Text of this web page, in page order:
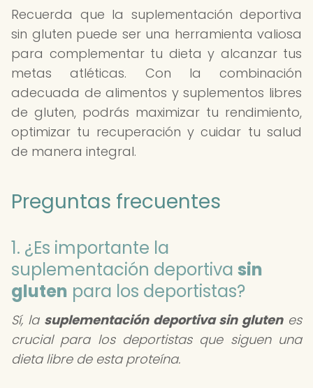
Recuerda que la suplementación deportiva
sin gluten puede ser una herramienta valiosa
para complementar tu dieta y alcanzar tus
metas atléticas. Con la combinación
adecuada de alimentos y suplementos libres
de gluten, podrás maximizar tu rendimiento,
optimizar tu recuperación y cuidar tu salud
de manera integral.
Preguntas frecuentes
1. ¿Es importante la
suplementación deportiva sin
gluten para los deportistas?
Sí, la suplementación deportiva sin glutenes
crucial para los deportistas que siguen una
dieta libre de esta proteína.